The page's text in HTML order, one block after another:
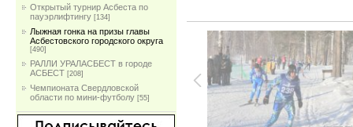
Открытый турнир Асбеста по
пауэрлифтингу [134]
Лыжная гонка на призы главы
Асбестовского городского округа
[490]
РАЛЛИ УРАЛАСБЕСТ в городе
АСБЕСТ [208]
Чемпионата Свердловской
области по мини-футболу [55]